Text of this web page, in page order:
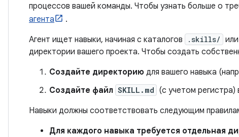
процессов вашей команды. Чтобы узнать больше о
агента
.
Агент ищет навыки, начиная с каталогов
.skills/ или
директории вашего проекта. Чтобы создать
Создайте директорию для вашего навыка
Создайте файл SKILL.md (с учетом
Навыки должны соответствовать следующим
Для каждого навыка требуется отдельная